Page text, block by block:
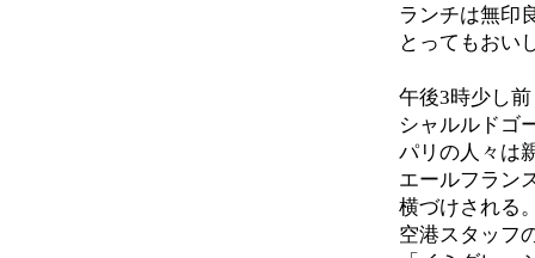
ランチは無印
とってもおい
午後3時少し
シャルルドゴ
パリの人々は
エールフラン
横づけされる
空港スタッフ